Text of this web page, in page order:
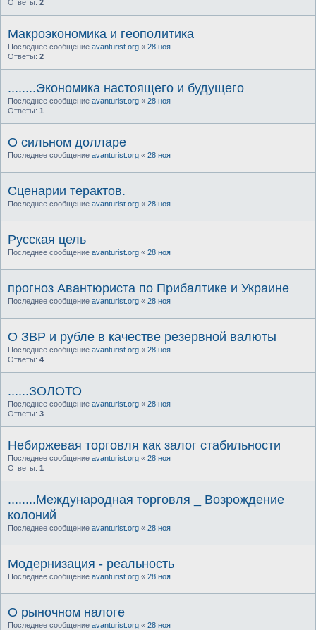
Ответы: 2
Макроэкономика и геополитика
Последнее сообщение avanturist.org « 28 ноя
Ответы: 2
........Экономика настоящего и будущего
Последнее сообщение avanturist.org « 28 ноя
Ответы: 1
О сильном долларе
Последнее сообщение avanturist.org « 28 ноя
Сценарии терактов.
Последнее сообщение avanturist.org « 28 ноя
Русская цель
Последнее сообщение avanturist.org « 28 ноя
прогноз Авантюриста по Прибалтике и Украине
Последнее сообщение avanturist.org « 28 ноя
О ЗВР и рубле в качестве резервной валюты
Последнее сообщение avanturist.org « 28 ноя
Ответы: 4
......ЗОЛОТО
Последнее сообщение avanturist.org « 28 ноя
Ответы: 3
Небиржевая торговля как залог стабильности
Последнее сообщение avanturist.org « 28 ноя
Ответы: 1
........Международная торговля _ Возрождение
колоний
Последнее сообщение avanturist.org « 28 ноя
Модернизация - реальность
Последнее сообщение avanturist.org « 28 ноя
О рыночном налоге
Последнее сообщение avanturist.org « 28 ноя